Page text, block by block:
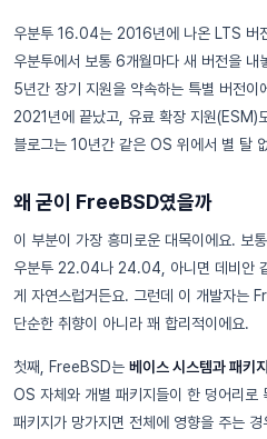
우분투 16.04는 2016년에 나온 LTS 버
우분투에서 보통 6개월마다 새 버전을 내
5년간 장기 지원을 약속하는 특별 버전
2021년에 끝났고, 유료 확장 지원(ESM)
블로그는 10년간 같은 OS 위에서 별 탈
왜 굳이 FreeBSD였을까
이 부분이 가장 흥미로운 대목이에요. 보
우분투 22.04나 24.04, 아니면 데비안
게 자연스럽거든요. 그런데 이 개발자는
단순한 취향이 아니라 꽤 합리적이에요.
첫째, FreeBSD는 베이스 시스템과 패키
OS 자체와 개별 패키지들이 한 덩어리로
패키지가 망가지면 전체에 영향을 주는